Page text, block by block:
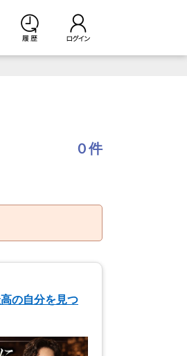
０件
の自分を見つ